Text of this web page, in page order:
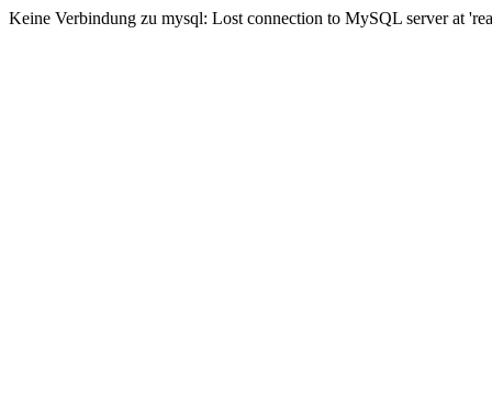
Keine Verbindung zu mysql: Lost connection to MySQL server at